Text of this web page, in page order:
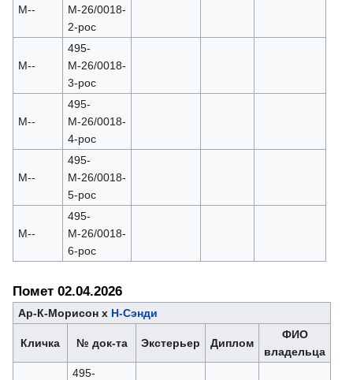
М--
М-26/0018-
2-рос
М--
495-
М-26/0018-
3-рос
М--
495-
М-26/0018-
4-рос
М--
495-
М-26/0018-
5-рос
М--
495-
М-26/0018-
6-рос
Помет 02.04.2026
Ар-К-Морисон х Н-Сэнди
Кличка № док-та Экстерьер Диплом
ФИО
владельца
495-